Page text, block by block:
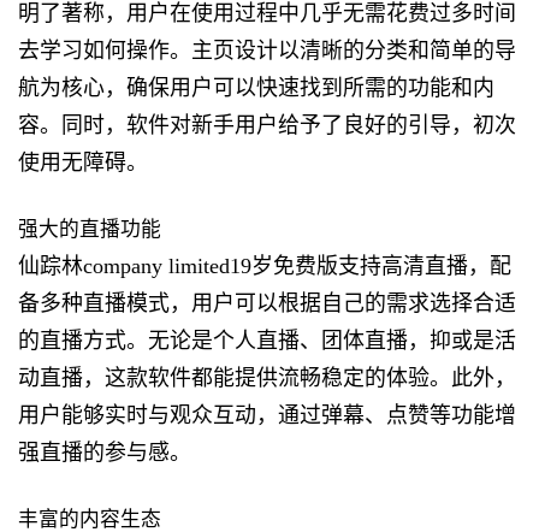
明了著称，用户在使用过程中几乎无需花费过多时间
去学习如何操作。主页设计以清晰的分类和简单的导
航为核心，确保用户可以快速找到所需的功能和内
容。同时，软件对新手用户给予了良好的引导，初次
使用无障碍。
强大的直播功能
仙踪林company limited19岁免费版支持高清直播，配
备多种直播模式，用户可以根据自己的需求选择合适
的直播方式。无论是个人直播、团体直播，抑或是活
动直播，这款软件都能提供流畅稳定的体验。此外，
用户能够实时与观众互动，通过弹幕、点赞等功能增
强直播的参与感。
丰富的内容生态